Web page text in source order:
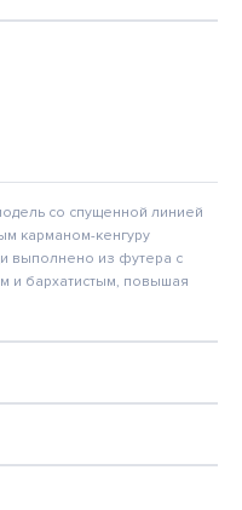
со спущенной линией
карманом-кенгуру
выполнено из футера с
и бархатистым, повышая